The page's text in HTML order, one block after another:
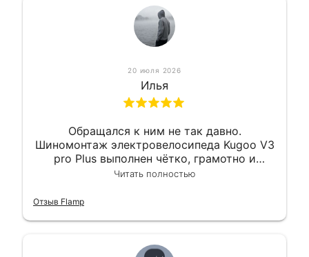
20 июля 2026
Илья
Обращался к ним не так давно.
Шиномонтаж электровелосипеда Kugoo V3
pro Plus выполнен чётко, грамотно и
квалифицированно. Всё сделано
Читать полностью
Отзыв Flamp